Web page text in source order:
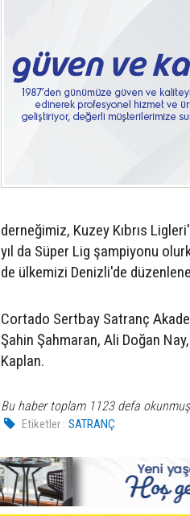
derneğimiz, Kuzey Kıbrıs
yıl da Süper Lig şampiyonu
de ülkemizi Denizli'de
Cortado Sertbay Satranç
Şahin Şahmaran, Ali Doğan
Kaplan.
Bu haber toplam 1123 defa
Etiketler : SATRANÇ